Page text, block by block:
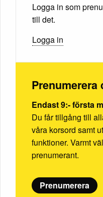
Logga in som
till det.
Logga in
Prenumerera
Endast 9:- första
Du får tillgång till
våra korsord samt
funktioner. Varmt
prenumerant.
Prenumerera